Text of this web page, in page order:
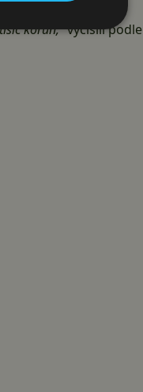
autorská práva.
korun,“vyčíslil podle